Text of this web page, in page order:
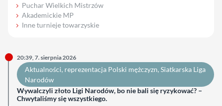
Puchar Wielkich Mistrzów
Akademickie MP
Inne turnieje towarzyskie
20:39, 7. sierpnia 2026
Aktualności, reprezentacja Polski mężczyzn, Siatkarska Liga
Narodów
Wywalczyli złoto Ligi Narodów, bo nie bali się ryzykować? –
Chwytaliśmy się wszystkiego.